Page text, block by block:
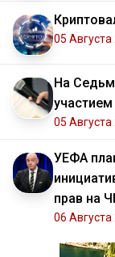
05
На
участием
05
УЕФА
прав на
06